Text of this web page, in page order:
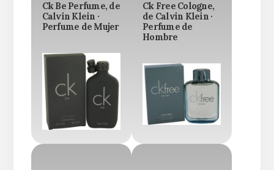
Ck Be Perfume, de
Calvin Klein ·
Perfume de Mujer
Ck Free Cologne,
de Calvin Klein ·
Perfume de
Hombre